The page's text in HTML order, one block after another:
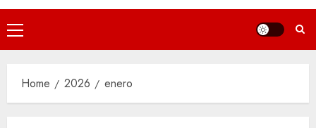
Primary
Menu
Home 2026 enero